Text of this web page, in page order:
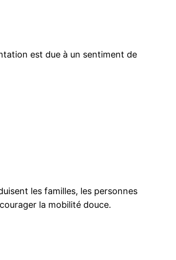
est due à un sentiment de
les familles, les personnes
la mobilité douce.